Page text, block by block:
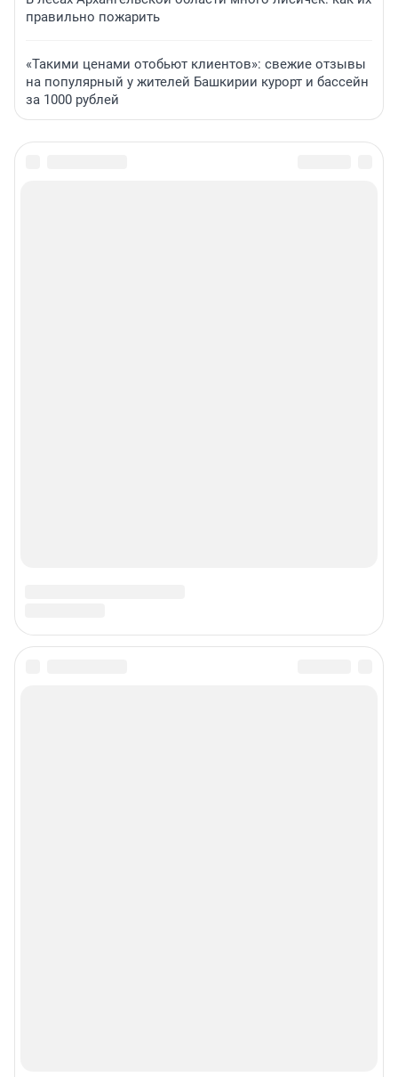
правильно пожарить
«Такими ценами отобьют клиентов»: свежие отзывы
на популярный у жителей Башкирии курорт и бассейн
за 1000 рублей